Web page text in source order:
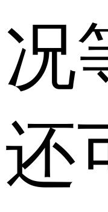
况
还